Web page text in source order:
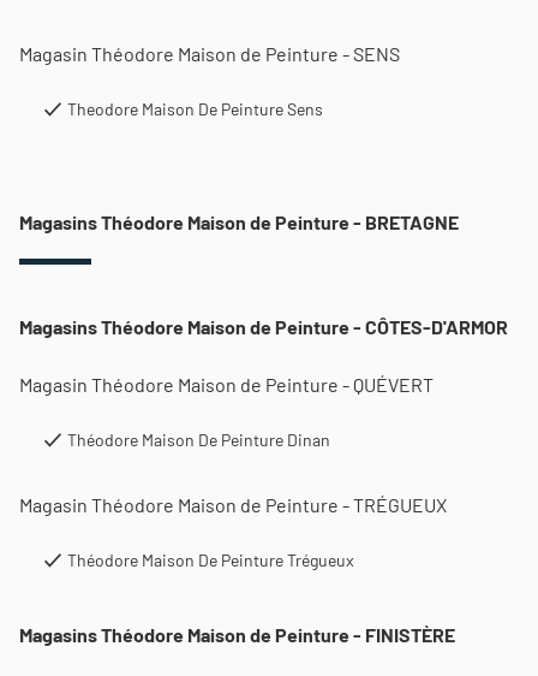
Magasin Théodore Maison de Peinture - SENS
Theodore Maison De Peinture Sens
Magasins Théodore Maison de Peinture - BRETAGNE
Magasins Théodore Maison de Peinture - CÔTES-D'ARMOR
Magasin Théodore Maison de Peinture - QUÉVERT
Théodore Maison De Peinture Dinan
Magasin Théodore Maison de Peinture - TRÉGUEUX
Théodore Maison De Peinture Trégueux
Magasins Théodore Maison de Peinture - FINISTÈRE